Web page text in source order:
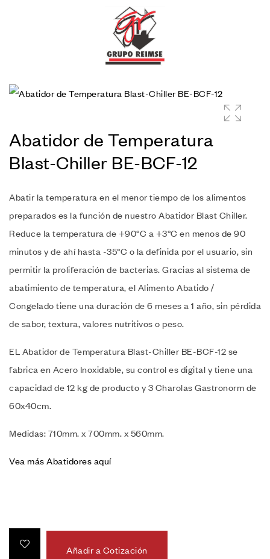
Abatidor de Temperatura
Blast-Chiller BE-BCF-12
Abatir la temperatura en el menor tiempo de los alimentos
preparados es la función de nuestro Abatidor Blast Chiller.
Reduce la temperatura de +90°C a +3°C en menos de 90
minutos y de ahí hasta -35°C o la definida por el usuario, sin
permitir la proliferación de bacterias. Gracias al sistema de
abatimiento de temperatura, el Alimento Abatido /
Congelado tiene una duración de 6 meses a 1 año, sin pérdida
de sabor, textura, valores nutritivos o peso.
EL Abatidor de Temperatura Blast-Chiller BE-BCF-12 se
fabrica en Acero Inoxidable, su control es digital y tiene una
capacidad de 12 kg de producto y 3 Charolas Gastronorm de
60x40cm.
Medidas: 710mm. x 700mm. x 560mm.
Vea más Abatidores aquí
Añadir a Cotización